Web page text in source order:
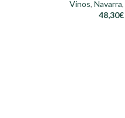
Vinos, Navarra,
48,30€